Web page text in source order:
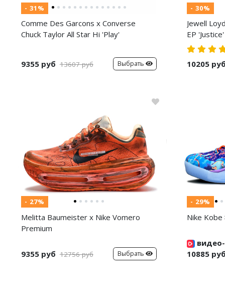
- 31%
Comme Des Garcons x Converse
Chuck Taylor All Star Hi 'Play'
9355 руб 13607 руб Выбрать
- 30%
Jewell
EP 'Justice'
10205 руб
- 27%
Melitta Baumeister x Nike Vomero
Premium
9355 руб 12756 руб Выбрать
- 29%
Nike
10885 руб